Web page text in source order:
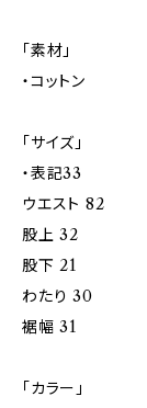
「素材」
・コットン
「サイズ」
・表記33
ウエスト 82
股上 32
股下 21
わたり 30
裾幅 31
「カラー」